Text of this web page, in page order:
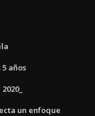
años
un enfoque